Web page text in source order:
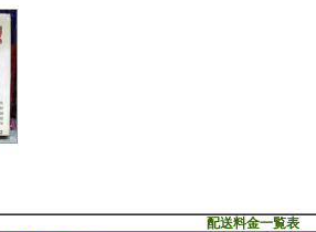
配送料金一覧表